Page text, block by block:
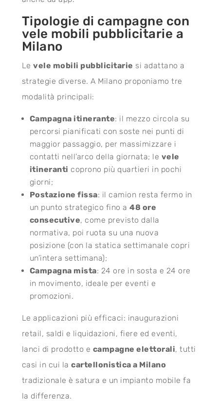
Tipologie di campagne con
vele mobili pubblicitarie a
Milano
Levele mobili pubblicitarie si adattano a
strategie diverse. A Milano proponiamo tre
modalità principali:
Campagna itinerante: il mezzo circola su
percorsi pianificati con soste nei punti di
maggior passaggio, per massimizzare i
contatti nell’arco della giornata; le vele
itineranti coprono più quartieri in pochi
giorni;
Postazione fissa: il camion resta fermo in
un punto strategico fino a48 ore
consecutive, come previsto dalla
normativa, poi ruota su una nuova
posizione (con la statica settimanale copri
un’intera settimana);
Campagna mista: 24 ore in sosta e 24 ore
in movimento, ideale per eventi e
promozioni.
Le applicazioni più efficaci: inaugurazioni
retail, saldi e liquidazioni, fiere ed eventi,
lanci di prodotto e campagne elettorali, tutti
casi in cui lacartellonistica a Milano
tradizionale è satura e un impianto mobile fa
la differenza.